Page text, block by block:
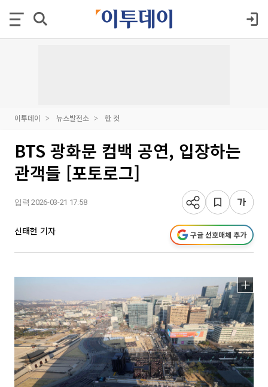
이투데이 뉴스발전소 한 컷
BTS 광화문 컴백 공연, 입장하는
관객들 [포토로그]
입력 2026-03-21 17:58
신태현 기자 구글 선호매체 추가